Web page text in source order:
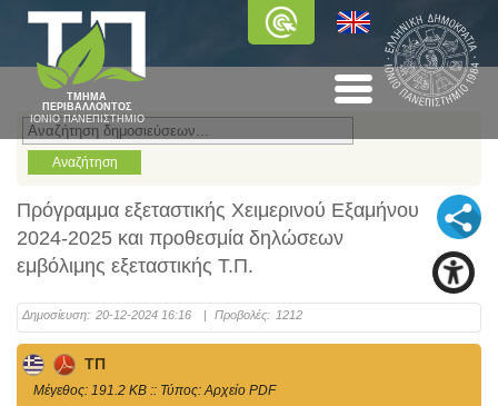
ΤΜΗΜΑ
ΠΕΡΙΒΑΛΛΟΝΤΟΣ
ΙΟΝΙΟ ΠΑΝΕΠΙΣΤΗΜΙΟ
Πρόγραμμα εξεταστικής Χειμερινού Eξαμήνου
2024-2025 και προθεσμία δηλώσεων
εμβόλιμης εξεταστικής Τ.Π.
Δημοσίευση: 20-12-2024 16:16 | Προβολές: 1212
ΤΠ
Mέγεθος: 191.2 KB :: Τύπος: Αρχείο PDF